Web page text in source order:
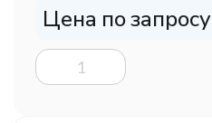
Цена по запросу